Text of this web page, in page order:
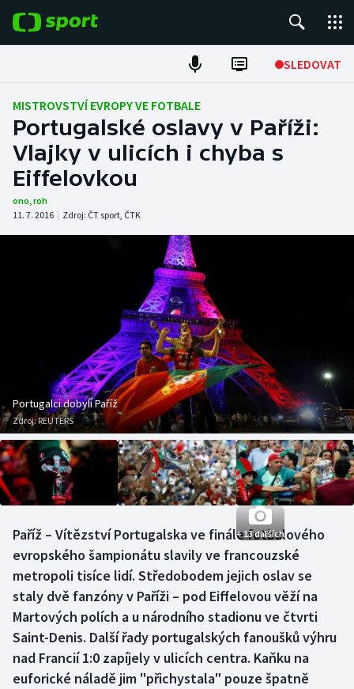
SLEDOVAT
Fotbal
Hokej
Tenis
Atletika
Baseball a softbal
Basketbal
Biatlon
Boby a skeleton
Curling
Dostihy
Florbal
Futsal
Soutěže
Historické návraty
Aplikace ČT sport
AZ kvíz
MISTROVSTVÍ EVROPY VE FOTBALE
Portugalské oslavy v Paříži:
Vlajky v ulicích i chyba s
Eiffelovkou
ono,roh
11. 7. 2016 | Zdroj: ČT sport, ČTK
Portugalci dobyli Paříž
Zdroj:REUTERS
+ 13 dalších
Paříž – Vítězství Portugalska ve finále fotbalového
evropského šampionátu slavily ve francouzské
metropoli tisíce lidí. Středobodem jejich oslav se
staly dvě fanzóny v Paříži – pod Eiffelovou věží na
Martových polích a u národního stadionu ve čtvrti
Saint-Denis. Další řady portugalských fanoušků výhru
nad Francií 1:0 zapíjely v ulicích centra. Kaňku na
euforické náladě jim "přichystala" pouze špatně